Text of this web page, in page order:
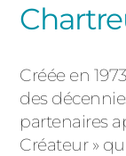
Créée en
des
partenaires
Créateur »